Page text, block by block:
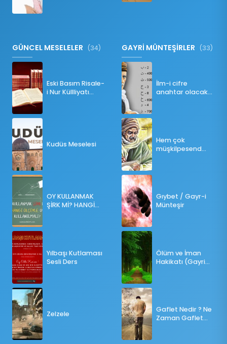
GÜNCEL MESELELER (34)
Eski Basım Risale-
i Nur Küllliyatı
Kudüs Meselesi
OY KULLANMAK
ŞİRK Mİ? HANGİ
Yılbaşı Kutlaması
Sesli Ders
Zelzele
GAYRİ MÜNTEŞİRLER (33)
İlm-i cifre
anahtar olacak
Hem çok
müşkilpesend
Gıybet / Gayr-i
Münteşir
Ölüm ve İman
Hakikatı (Gayri
Gaflet Nedir ? Ne
Zaman Gaflet